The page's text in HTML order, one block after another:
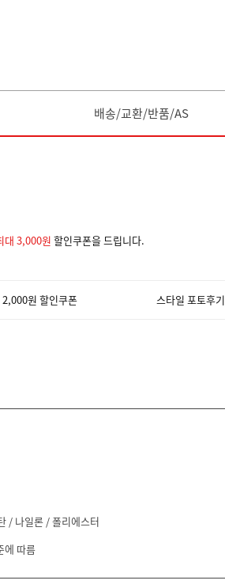
배송/교환/반품/AS
대 3,000원 할인쿠폰을 드립니다.
원 할인쿠폰 스타일 포토후기
/ 나일론 / 폴리에스터
에 따름